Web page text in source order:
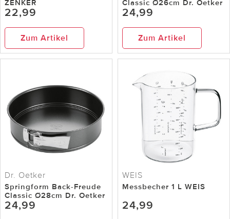
ZENKER
22,99
Zum Artikel
Classic Ø26cm Dr. Oetker
24,99
Zum Artikel
Dr. Oetker
Springform Back-Freude
Classic Ø28cm Dr. Oetker
24,99
WEIS
Messbecher 1 L WEIS
24,99